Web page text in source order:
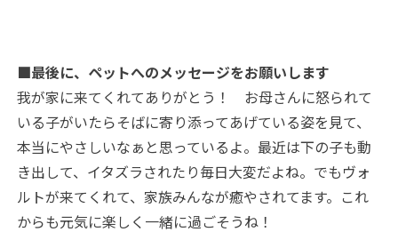
■最後に、ペットへのメッセージをお願いします
我が家に来てくれてありがとう！ お母さんに怒られて
いる子がいたらそばに寄り添ってあげている姿を見て、
本当にやさしいなぁと思っているよ。最近は下の子も動
き出して、イタズラされたり毎日大変だよね。でもヴォ
ルトが来てくれて、家族みんなが癒やされてます。これ
からも元気に楽しく一緒に過ごそうね！